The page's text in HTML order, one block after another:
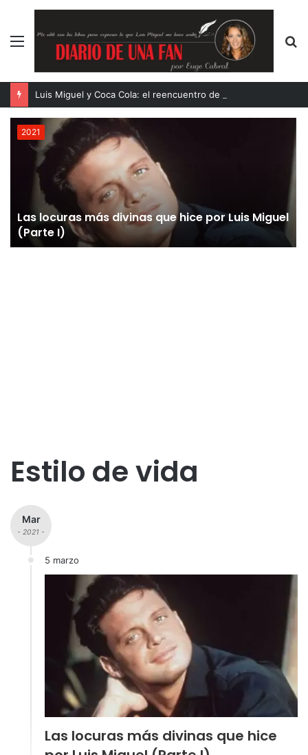
Menú
2021
Las locuras más divinas que hice por Luis Miguel
(Parte I)
Estilo de vida
Mar
- 2021 -
5 marzo
Las locuras más divinas que hice